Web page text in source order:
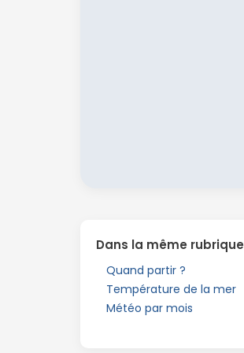
Dans la même rubrique
Quand partir ?
Température de la mer
Météo par mois